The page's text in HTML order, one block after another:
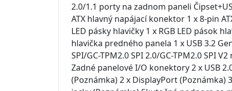
2.0/1.1 porty na zadnom paneli
ATX hlavný napájací konektor 1 x 8-pin
LED pásky hlavičky 1 x RGB LED pások
hlavička predného panela 1 x USB 3.2
SPI/GC-TPM2.0 SPI 2.0/GC-TPM2.0 SPI
Zadné panelové I/O konektory 2 x USB
(Poznámka) 2 x DisplayPort (Poznámka)